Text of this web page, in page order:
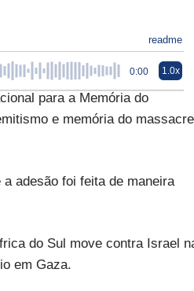
readme
0:00 1.0x
para a Memória do
e memória do massacre
adesão foi feita de maneira
do Sul move contra Israel
em Gaza.